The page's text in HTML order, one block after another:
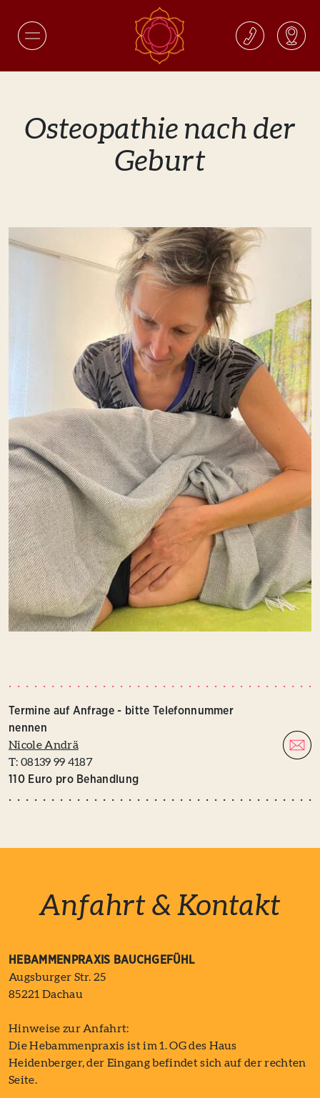
Osteopathie nach der
Geburt
Termine auf Anfrage - bitte Telefonnummer
nennen
Nicole Andrä
T: 08139 99 4187
110 Euro pro Behandlung
Anfahrt & Kontakt
HEBAMMENPRAXIS BAUCHGEFÜHL
Augsburger Str. 25
85221 Dachau
Hinweise zur Anfahrt:
Die Hebammenpraxis ist im 1. OG des Haus
Heidenberger, der Eingang befindet sich auf der rechten
Seite.